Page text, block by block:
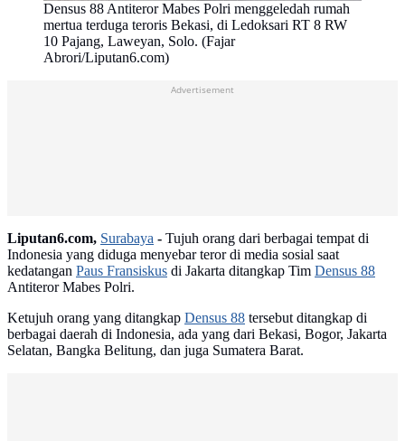
Densus 88 Antiteror Mabes Polri menggeledah rumah
mertua terduga teroris Bekasi, di Ledoksari RT 8 RW
10 Pajang, Laweyan, Solo. (Fajar
Abrori/Liputan6.com)
Advertisement
Liputan6.com, Surabaya - Tujuh orang dari berbagai tempat di
Indonesia yang diduga menyebar teror di media sosial saat
kedatangan Paus Fransiskus di Jakarta ditangkap Tim Densus 88
Antiteror Mabes Polri.
Ketujuh orang yang ditangkap Densus 88 tersebut ditangkap di
berbagai daerah di Indonesia, ada yang dari Bekasi, Bogor, Jakarta
Selatan, Bangka Belitung, dan juga Sumatera Barat.